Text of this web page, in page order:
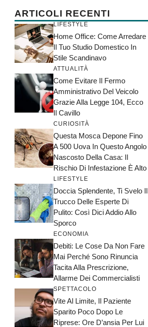
ARTICOLI RECENTI
LIFESTYLE
Home Office: Come Arredare
Il Tuo Studio Domestico In
Stile Scandinavo
ATTUALITÀ
Come Evitare Il Fermo
Amministrativo Del Veicolo
Grazie Alla Legge 104, Ecco
Il Cavillo
CURIOSITÀ
Questa Mosca Depone Fino
A 500 Uova In Questo Angolo
Nascosto Della Casa: Il
Rischio Di Infestazione È Alto
LIFESTYLE
Doccia Splendente, Ti Svelo Il
Trucco Delle Esperte Di
Pulito: Così Dici Addio Allo
Sporco
ECONOMIA
Debiti: Le Cose Da Non Fare
Mai Perché Sono Rinuncia
Tacita Alla Prescrizione,
Allarme Dei Commercialisti
SPETTACOLO
Vite Al Limite, Il Paziente
Sparito Poco Dopo Le
Riprese: Ore D’ansia Per Lui